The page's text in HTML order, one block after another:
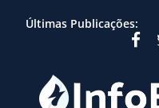
Últimas Publicações: